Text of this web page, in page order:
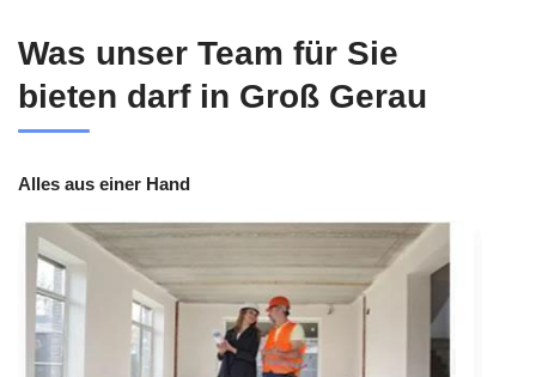
Was unser Team für Sie
bieten darf in Groß Gerau
Alles aus einer Hand